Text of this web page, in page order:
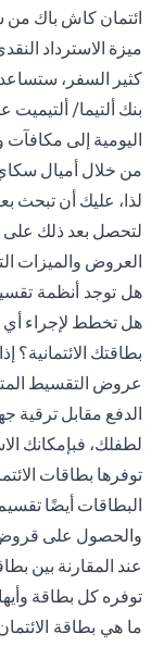
ائتمان كاش باك من
ميزة الاسترداد
كثير السفر،
بنك ألتيما/
اليومية إلى
من خلال أميال
لذا، عليك أن تبحث
لتحصل بعد ذلك على
العروض والميزات
هل توجد أنظمة
هل تخطط لإجراء أي
بطاقتك الائتمانية؟
عروض التقسيط
الدفع مقابل ترقية
لطفلك، فبإمكانك
توفرها بطاقات
البطاقات أيضًا
والحصول على
عند المقارنة بين
توفره كل بطاقة
ما هي بطاقة